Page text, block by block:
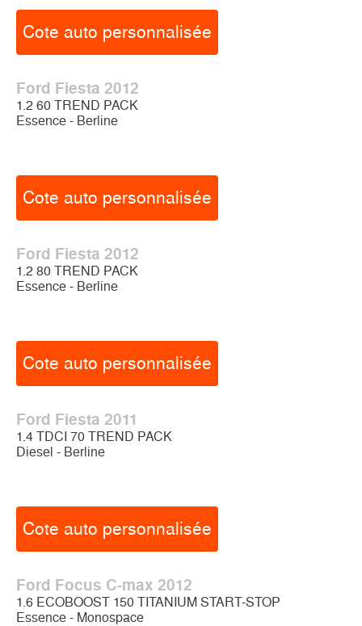
Cote auto personnalisée
Ford Fiesta 2012
1.2 60 TREND PACK
Essence - Berline
Cote auto personnalisée
Ford Fiesta 2012
1.2 80 TREND PACK
Essence - Berline
Cote auto personnalisée
Ford Fiesta 2011
1.4 TDCI 70 TREND PACK
Diesel - Berline
Cote auto personnalisée
Ford Focus C-max 2012
1.6 ECOBOOST 150 TITANIUM START-STOP
Essence - Monospace